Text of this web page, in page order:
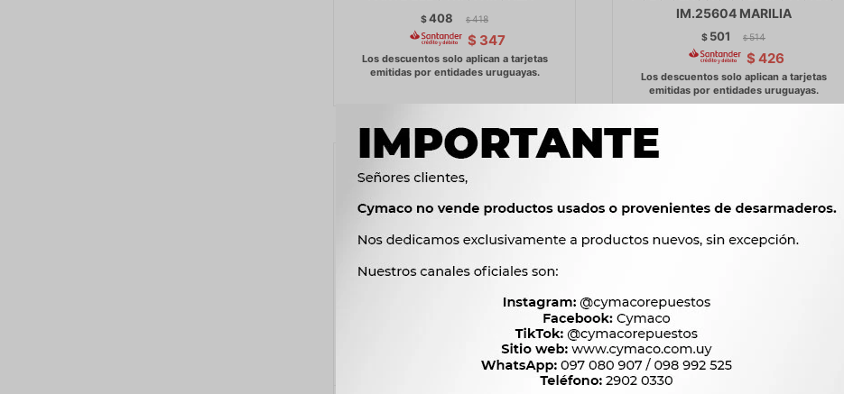
$408 $ 418
$ 347
IM.25604 MARILIA
$ 501 $ 514
$ 426